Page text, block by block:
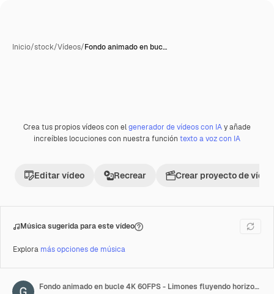
Inicio/stock/Vídeos/Fondo animado en buc…
Premium
Crea tus propios vídeos con elgenerador de vídeos con IAy añade
increíbles locuciones con nuestra función texto a voz con IA
Editar vídeo Recrear Crear proyecto de vídeo
Música sugerida para este vídeo
Explora más opciones de música
Fondo animado en bucle 4K 60FPS - Limones fluyendo horizontalmente y volteándose